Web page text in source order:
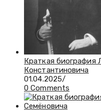
Краткая биография
Константиновича
01.04.2025/
0 Comments